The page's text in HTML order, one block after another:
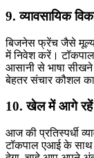
9. व्यावसायिक
बिजनेस फ्रेंच जैसे
में निवेश करें।
आसानी से भाषा
बेहतर संचार कौशल
10. खेल में आगे रहें
आज की प्रतिस्पर्धी
टॉकपाल एआई के साथ